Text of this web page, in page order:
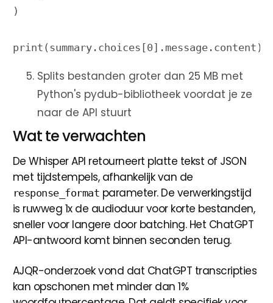
)
Splits bestanden groter dan 25 MB met
Python's pydub-bibliotheek voordat je ze
naar de API stuurt
Wat te verwachten
De Whisper API retourneert platte tekst of JSON
met tijdstempels, afhankelijk van de
response_format parameter. De verwerkingstijd
is ruwweg 1x de audioduur voor korte bestanden,
sneller voor langere door batching. Het ChatGPT
API-antwoord komt binnen seconden terug.
AJQR-onderzoek vond dat ChatGPT transcripties
kan opschonen met minder dan 1%